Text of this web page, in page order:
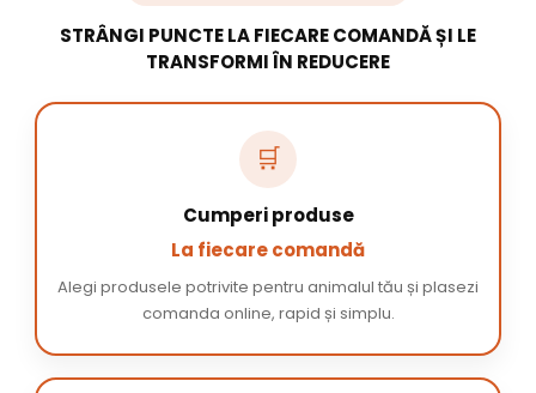
STRÂNGI PUNCTE LA FIECARE COMANDĂ ȘI LE
TRANSFORMI ÎN REDUCERE
🛒
Cumperi produse
La fiecare comandă
Alegi produsele potrivite pentru animalul tău și plasezi
comanda online, rapid și simplu.